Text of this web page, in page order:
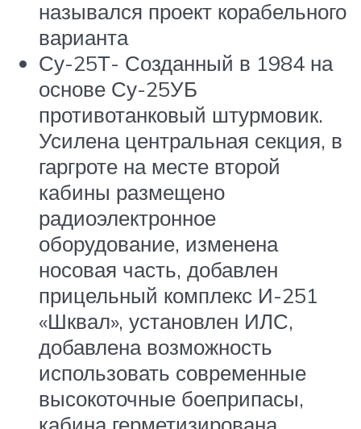
назывался проект корабельного
варианта
Су-25Т- Созданный в 1984 на
основе Су-25УБ
противотанковый штурмовик.
Усилена центральная секция, в
гаргроте на месте второй
кабины размещено
радиоэлектронное
оборудование, изменена
носовая часть, добавлен
прицельный комплекс И-251
«Шквал», установлен ИЛС,
добавлена возможность
использовать современные
высокоточные боеприпасы,